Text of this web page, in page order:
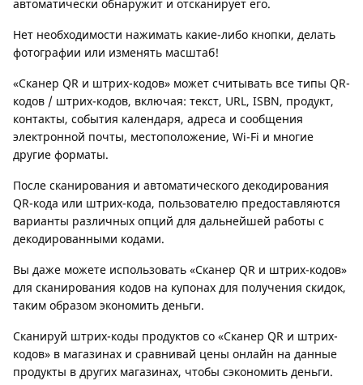
автоматически обнаружит и отсканирует его.
Нет необходимости нажимать какие-либо кнопки, делать
фотографии или изменять масштаб!
«Сканер QR и штрих-кодов» может считывать все типы QR-
кодов / штрих-кодов, включая: текст, URL, ISBN, продукт,
контакты, события календаря, адреса и сообщения
электронной почты, местоположение, Wi-Fi и многие
другие форматы.
После сканирования и автоматического декодирования
QR-кода или штрих-кода, пользователю предоставляются
варианты различных опций для дальнейшей работы с
декодированными кодами.
Вы даже можете использовать «Сканер QR и штрих-кодов»
для сканирования кодов на купонах для получения скидок,
таким образом экономить деньги.
Сканируй штрих-коды продуктов со «Сканер QR и штрих-
кодов» в магазинах и сравнивай цены онлайн на данные
продукты в других магазинах, чтобы сэкономить деньги.